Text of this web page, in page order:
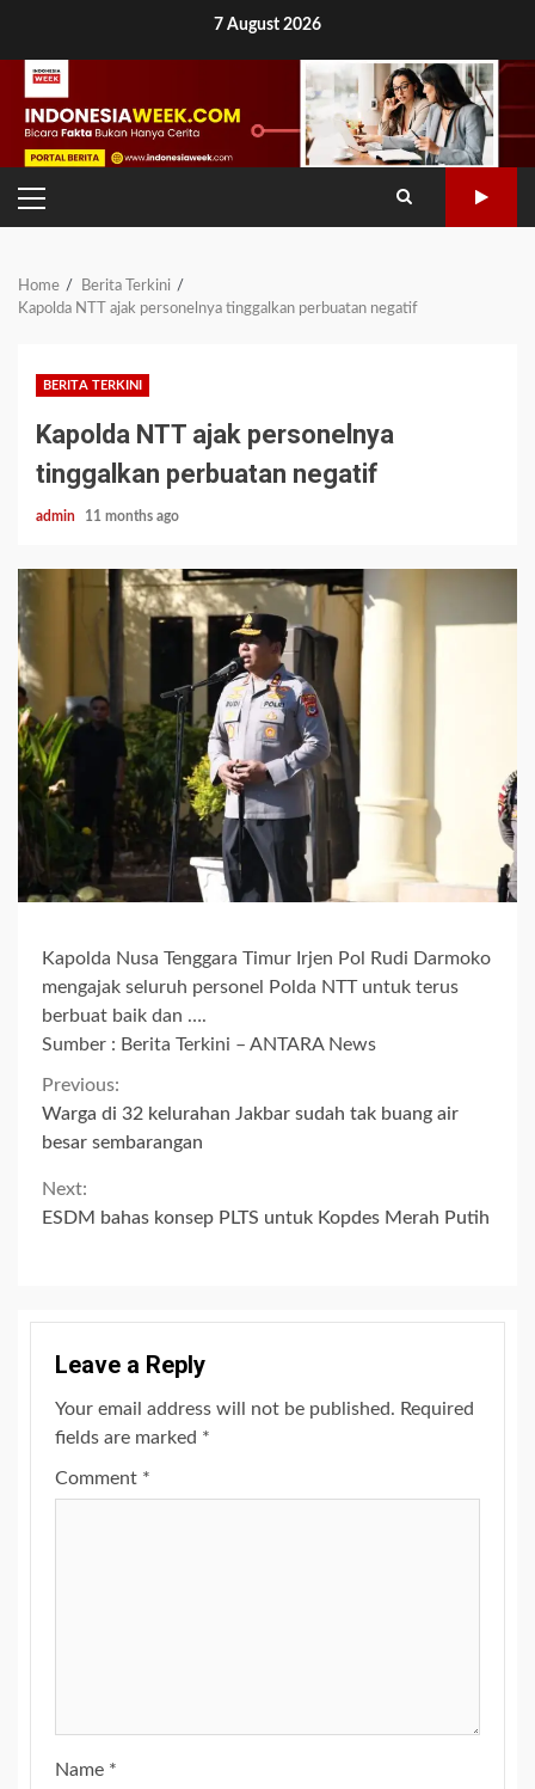
content
7 August 2026
PRIMARY
MENU
Home
Berita Terkini
Kapolda NTT ajak personelnya tinggalkan perbuatan negatif
BERITA TERKINI
Kapolda NTT ajak personelnya
tinggalkan perbuatan negatif
admin 11 months ago
Kapolda Nusa Tenggara Timur Irjen Pol Rudi Darmoko
mengajak seluruh personel Polda NTT untuk terus
berbuat baik dan ….
Sumber : Berita Terkini – ANTARA News
Continue
Reading
Previous:
Warga di 32 kelurahan Jakbar sudah tak buang air
besar sembarangan
Next:
ESDM bahas konsep PLTS untuk Kopdes Merah Putih
Leave a Reply
Your email address will not be published. Required
fields are marked *
Comment *
Name *